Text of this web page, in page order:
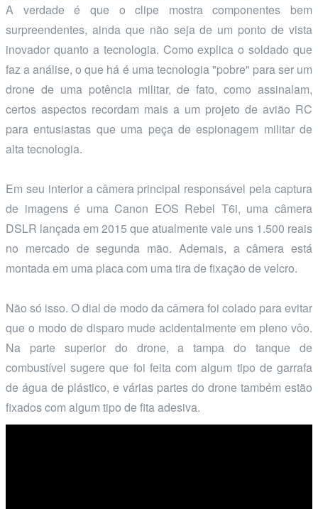
A verdade é que o clipe mostra componentes bem
surpreendentes, ainda que não seja de um ponto de vista
inovador quanto a tecnologia. Como explica o soldado que
faz a análise, o que há é uma tecnologia "pobre" para ser um
drone de uma potência militar, de fato, como assinalam,
certos aspectos recordam mais a um projeto de avião RC
para entusiastas que uma peça de espionagem militar de
alta tecnologia.
Em seu interior a câmera principal responsável pela captura
de imagens é uma Canon EOS Rebel T6i, uma câmera
DSLR lançada em 2015 que atualmente vale uns 1.500 reais
no mercado de segunda mão. Ademais, a câmera está
montada em uma placa com uma tira de fixação de velcro.
Não só isso. O dial de modo da câmera foi colado para evitar
que o modo de disparo mude acidentalmente em pleno vôo.
Na parte superior do drone, a tampa do tanque de
combustível sugere que foi feita com algum tipo de garrafa
de água de plástico, e várias partes do drone também estão
fixados com algum tipo de fita adesiva.